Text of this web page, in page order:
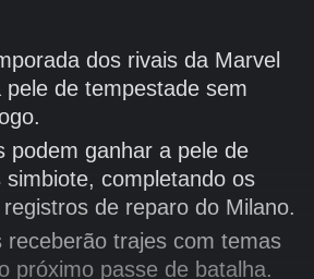
dos rivais da Marvel
de tempestade sem
podem ganhar a pele de
completando os
de reparo do Milano.
receberão trajes com temas
próximo passe de batalha.